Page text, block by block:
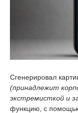
Сгенерировал
(принадлежит
экстремисткой и
функцию, с